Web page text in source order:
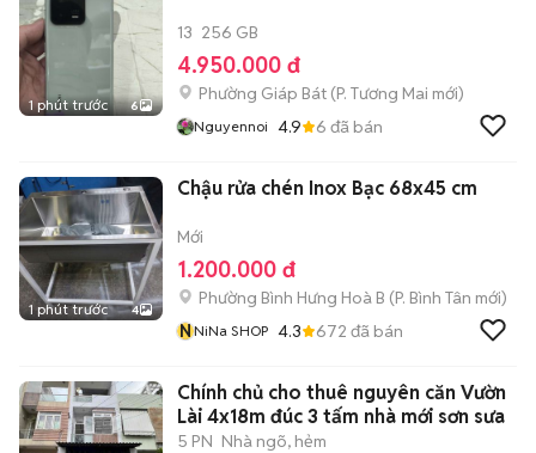
1 phút trước 6
13 256 GB
4.950.000 đ
Phường Giáp Bát (P. Tương Mai mới)
Nguyennoi 4.9 6 đã bán
1 phút trước 4
Chậu rửa chén Inox Bạc 68x45 cm
Mới
1.200.000 đ
Phường Bình Hưng Hoà B (P. Bình Tân mới)
NNiNa SHOP 4.3 672 đã bán
Chính chủ cho thuê nguyên căn Vườn
Lài 4x18m đúc 3 tấm nhà mới sơn sưa
5 PN Nhà ngõ, hẻm